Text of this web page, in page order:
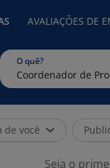
AVALIAÇÕES DE
O quê?
de você
Seja o